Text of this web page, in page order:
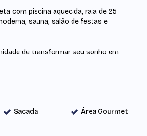
com piscina aquecida, raia de 25
sauna, salão de festas e
de transformar seu sonho em
Sacada Área Gourmet